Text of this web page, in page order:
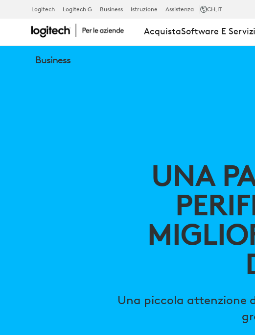
UNA
PANORAMICA
MIGLIORE
Logitech Logitech G Business Istruzione Assistenza CH,IT
AcquistaSoftware E Servizi
Business
UNA
Una piccola attenzione